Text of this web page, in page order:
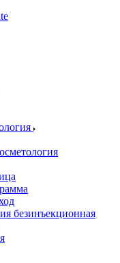
безинъекционная